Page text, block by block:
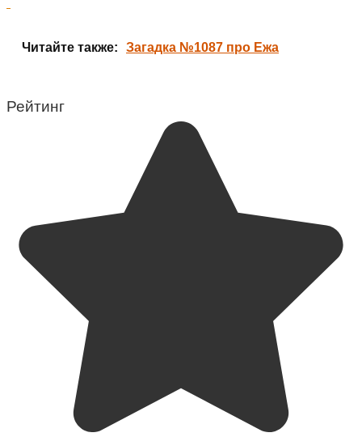
Читайте также: Загадка №1087 про Ежа
Рейтинг